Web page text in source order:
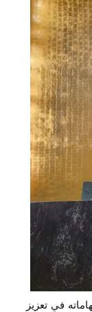
في تعزيز